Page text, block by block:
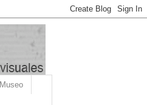
Museo